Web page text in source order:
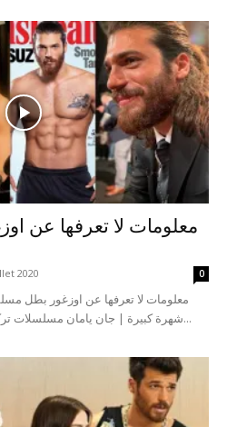
2020 0
معلومات لا تعرفها عن اوزغور بطل
شهرة كبيرة | جان يامان مسلسلات تركية : معلومات لا تعرفها عن اوزغور...